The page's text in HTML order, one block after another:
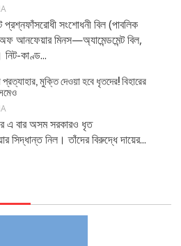
সংশোধনী বিল (পাবলিক
আনফেয়ার মিনস—অ্যামেন্ডমেন্ট বিল,
কাণ্ড...
মুক্তি দেওয়া হবে ধৃতদের! বিহারের
বার অসম সরকারও ধৃত
সিদ্ধান্ত নিল। তাঁদের বিরুদ্ধে দায়ের...